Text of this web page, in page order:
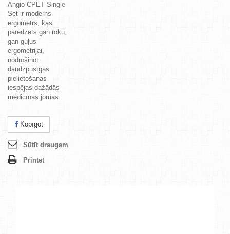
Angio CPET Single
Set ir moderns
ergometrs, kas
paredzēts gan roku,
gan guļus
ergometrijai,
nodrošinot
daudzpusīgas
pielietošanas
iespējas dažādās
medicīnas jomās.
Kopīgot
Sūtīt draugam
Printēt